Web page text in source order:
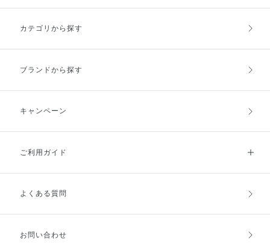
カテゴリから探す
ブランドから探す
キャンペーン
ご利用ガイド
ご利用ガイドトップ
お支払方法
よくある質問
お問い合わせ